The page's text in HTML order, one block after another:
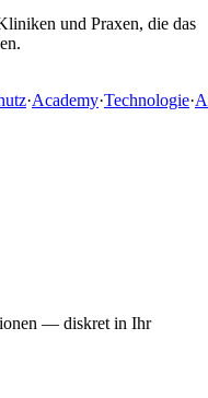
und Praxen, die das
·Academy·Technologie·
— diskret in Ihr